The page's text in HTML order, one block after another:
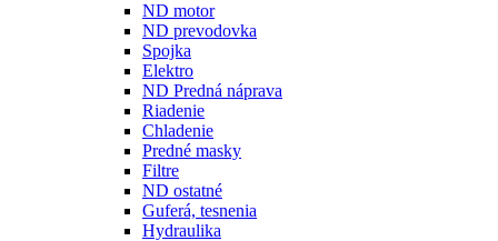
ND motor
ND prevodovka
Spojka
Elektro
ND Predná náprava
Riadenie
Chladenie
Predné masky
Filtre
ND ostatné
Guferá, tesnenia
Hydraulika